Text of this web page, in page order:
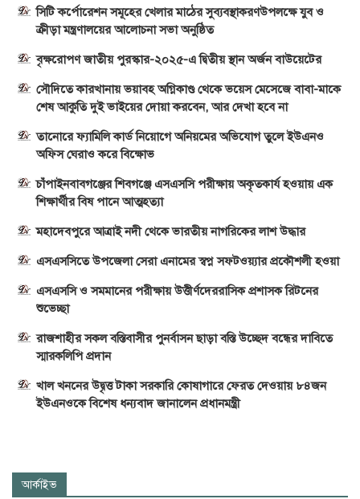
সিটি কর্পোরেশন সমূহের খেলার মাঠের সুব্যবস্থাকরণউপলক্ষে যুব ও
ক্রীড়া মন্ত্রণালয়ের আলোচনা সভা অনুষ্ঠিত
বৃক্ষরোপণ জাতীয় পুরস্কার-২০২৫-এ দ্বিতীয় স্থান অর্জন বাউয়েটের
সৌদিতে কারখানায় ভয়াবহ অগ্নিকাণ্ড থেকে ভয়েস মেসেজে বাবা-মাকে
শেষ আকুতি দুই ভাইয়ের দোয়া করবেন, আর দেখা হবে না
তানোরে ফ্যামিলি কার্ড নিয়োগে অনিয়মের অভিযোগ তুলে ইউএনও
অফিস ঘেরাও করে বিক্ষোভ
চাঁপাইনবাবগঞ্জের শিবগঞ্জে এসএসসি পরীক্ষায় অকৃতকার্য হওয়ায় এক
শিক্ষার্থীর বিষ পানে আত্মহত্যা
মহাদেবপুরে আত্রাই নদী থেকে ভারতীয় নাগরিকের লাশ উদ্ধার
এসএসসিতে উপজেলা সেরা এনামের স্বপ্ন সফটওয়্যার প্রকৌশলী হওয়া
এসএসসি ও সমমানের পরীক্ষায় উত্তীর্ণদেররাসিক প্রশাসক রিটনের
শুভেচ্ছা
রাজশাহীর সকল বস্তিবাসীর পুনর্বাসন ছাড়া বস্তি উচ্ছেদ বন্ধের দাবিতে
স্মারকলিপি প্রদান
খাল খননের উদ্বৃত্ত টাকা সরকারি কোষাগারে ফেরত দেওয়ায় ৮৪জন
ইউএনওকে বিশেষ ধন্যবাদ জানালেন প্রধানমন্ত্রী
আর্কাইভ